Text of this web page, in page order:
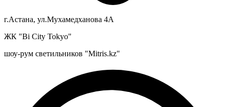
г.Астана, ул.Мухамедханова 4А
ЖК "Bi City Tokyo"
шоу-рум светильников "Mitris.kz"